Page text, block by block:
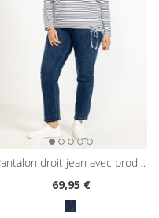
pantalon droit jean avec broderie
69,95 €